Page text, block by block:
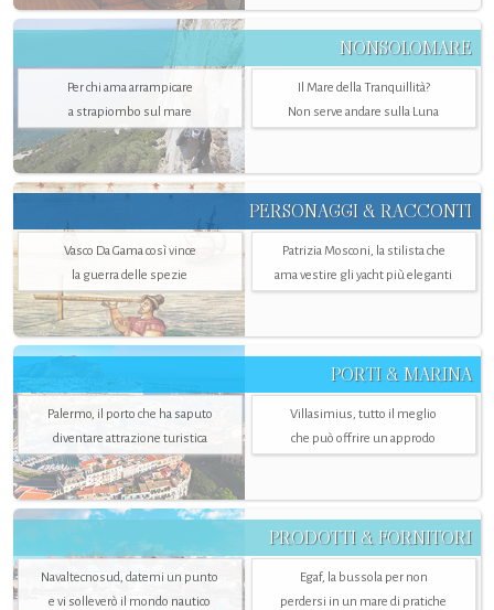
NONSOLOMARE
Per chi ama arrampicare
a strapiombo sul mare
Il Mare della Tranquillità?
Non serve andare sulla Luna
PERSONAGGI & RACCONTI
Vasco Da Gama così vince
la guerra delle spezie
Patrizia Mosconi, la stilista che
ama vestire gli yacht più eleganti
PORTI & MARINA
Palermo, il porto che ha saputo
diventare attrazione turistica
Villasimius, tutto il meglio
che può offrire un approdo
PRODOTTI & FORNITORI
Navaltecnosud, datemi un punto
e vi solleverò il mondo nautico
Egaf, la bussola per non
perdersi in un mare di pratiche